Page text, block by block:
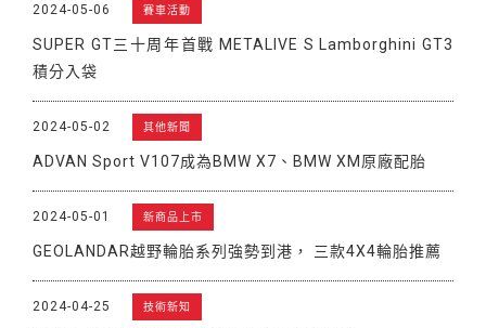
販促活動
賽車活動
2024-05-06 賽車活動
SUPER GT三十周年首戰 METALIVE S Lamborghini GT3
積分入袋
2024-05-02 其他新聞
ADVAN Sport V107成為BMW X7、BMW XM原廠配胎
2024-05-01 新商品上市
GEOLANDAR越野輪胎系列強勢到港， 三款4X4輪胎推薦
2024-04-25 技術新知